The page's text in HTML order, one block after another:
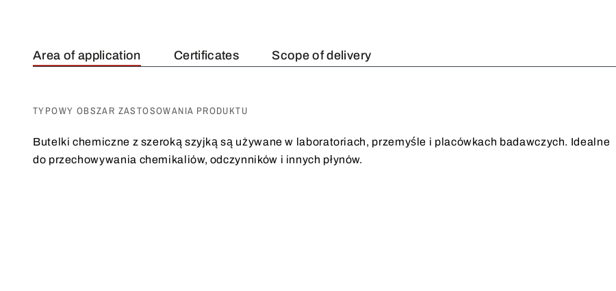
Area of application Certificates Scope of delivery
TYPOWY OBSZAR ZASTOSOWANIA PRODUKTU
Butelki chemiczne z szeroką szyjką są używane w laboratoriach, przemyśle i placówkach badawczych. Idealne
do przechowywania chemikaliów, odczynników i innych płynów.